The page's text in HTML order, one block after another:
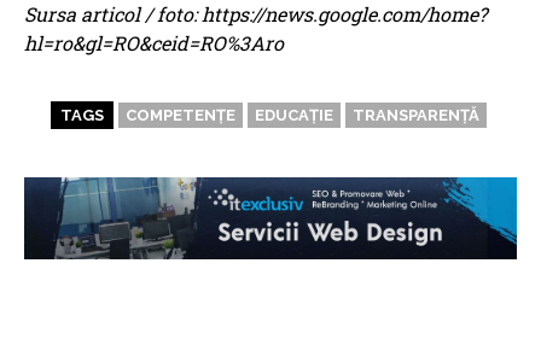
Sursa articol / foto: https://news.google.com/home?
hl=ro&gl=RO&ceid=RO%3Aro
TAGS COMPETENȚE EDUCAȚIE TRANSPARENȚĂ